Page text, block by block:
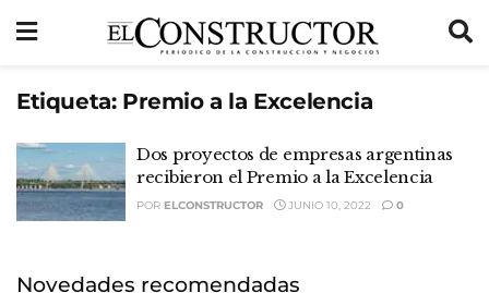
Etiqueta: Premio a la Excelencia
Dos proyectos de empresas argentinas
recibieron el Premio a la Excelencia
POR ELCONSTRUCTOR JUNIO 10, 2022 0
Novedades recomendadas